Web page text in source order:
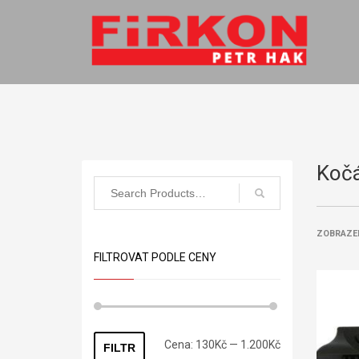
FILTROVAT PODLE CENY
Minimální
Maximální
FILTR Cena: 130Kč— 1.200Kč